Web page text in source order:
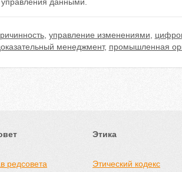
, управление изменениями
менеджмент, промышленная
редсовета
Этика
Этический кодекс